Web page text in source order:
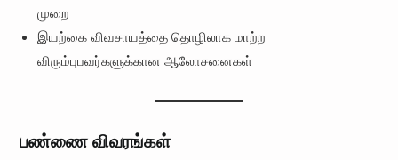
முறை
இயற்கை விவசாயத்தை தொழிலாக மாற்ற
விரும்புபவர்களுக்கான ஆலோசனைகள்
பண்ணை விவரங்கள்